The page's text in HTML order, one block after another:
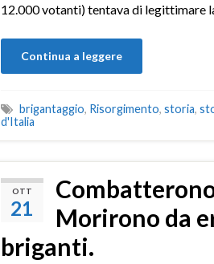
12.000 votanti) tentava di legittimare
Continua a leggere
brigantaggio, Risorgimento, storia,
d'Italia
OTT
21
Morirono da
briganti.